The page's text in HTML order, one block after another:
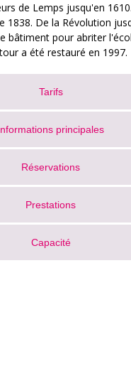
de Lemps jusqu'en
1838. De la Révolution
bâtiment pour abriter
a été restauré en 1997.
Tarifs
principales
Réservations
Prestations
Capacité